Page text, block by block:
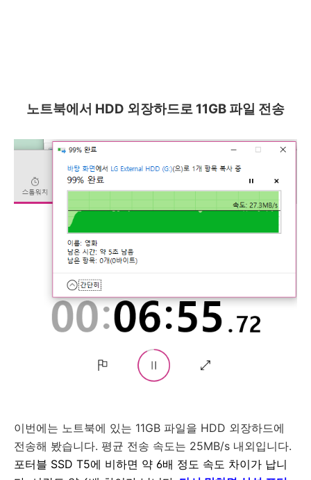
노트북에서 HDD 외장하드로 11GB 파일 전송
이번에는 노트북에 있는 11GB 파일을 HDD 외장하드에
전송해 봤습니다. 평균 전송 속도는 25MB/s 내외입니다.
포터블 SSD T5에 비하면 약 6배 정도 속도 차이가 납니